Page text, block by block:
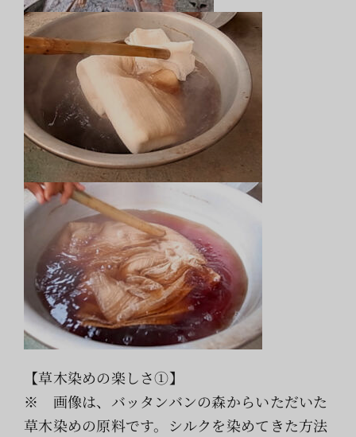
【草木染めの楽しさ①】
※ 画像は、バッタンバンの森からいただいた
草木染めの原料です。シルクを染めてきた方法